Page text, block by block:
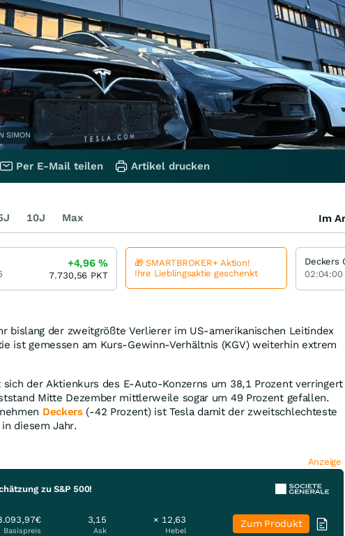
SIMON
bislang der zweitgrößte Verlierer im US-amerikanischen Leitindex
ist gemessen am Kurs-Gewinn-Verhältnis (KGV) weiterhin extrem
sich der Aktienkurs des E-Auto-Konzerns um 38,1 Prozent verringert
Mitte Dezember mittlerweile sogar um 49 Prozent gefallen.
Deckers(-42 Prozent) ist Tesla damit der zweitschlechteste
diesem Jahr.
Anzeige
zu S&P 500!
Basispreis
3,15
Ask
× 12,63
Hebel
Zum Produkt
Per E-Mail teilen Artikel drucken
10J Max Im
+4,96%
7.730,56 PKT
🎁 SMARTBROKER+ Aktion!
Ihre Lieblingsaktie geschenkt
Deckers
02:04:00